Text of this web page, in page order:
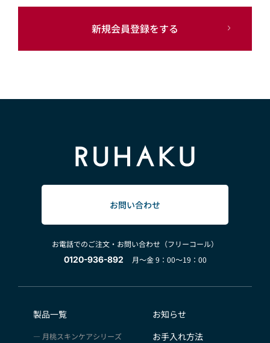
新規会員登録をする
お問い合わせ
お電話でのご注文・お問い合わせ（フリーコール）
0120-936-892
月～金 9：00～19：00
製品一覧
月桃スキンケアシリーズ
お知らせ
お手入れ方法